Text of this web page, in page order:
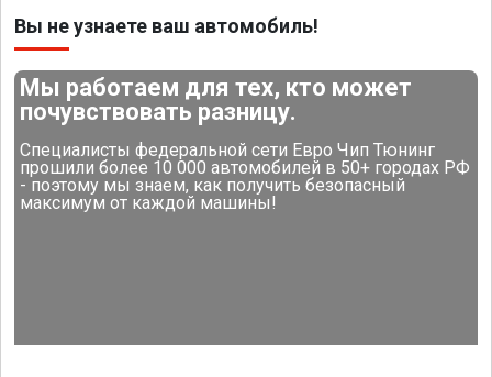
Вы не узнаете ваш автомобиль!
Мы работаем для тех, кто может
почувствовать разницу.
Специалисты федеральной сети Евро Чип Тюнинг
прошили более 10 000 автомобилей в 50+ городах РФ
- поэтому мы знаем, как получить безопасный
максимум от каждой машины!